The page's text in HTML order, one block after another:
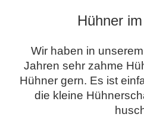
Hühner
Wir haben in
Jahren sehr zahme
Hühner gern. Es ist
die kleine